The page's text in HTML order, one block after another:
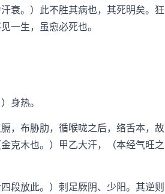
衰。）此不胜其病也，其死明矣。狂
一生，虽愈必死也。
身热。
，布胁肋，循喉咙之后，络舌本，故
克木也。）甲乙大汗，（本经气旺之
段放此。）刺足厥阴、少阳。其逆则